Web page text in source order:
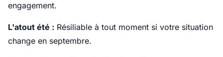
engagement.
L'atout été : Résiliable à tout moment si votre situation
change en septembre.